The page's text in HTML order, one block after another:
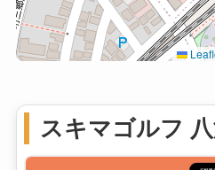
スキマゴルフ